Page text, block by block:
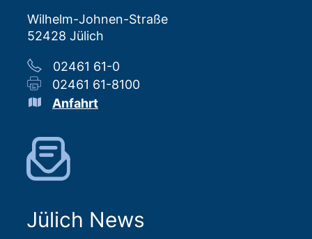
Wilhelm-Johnen-Straße
52428 Jülich
02461 61-0
02461 61-8100
Anfahrt
Jülich News